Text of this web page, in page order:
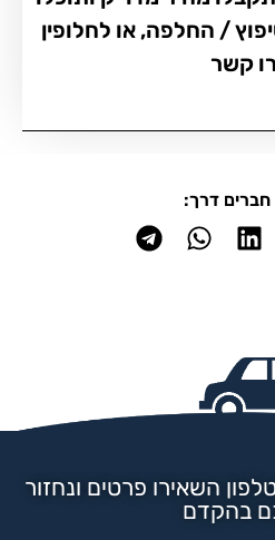
/ החלפה, או לחלופין
קשר
דרך:
השאירו פרטים ונחזור
בהקדם